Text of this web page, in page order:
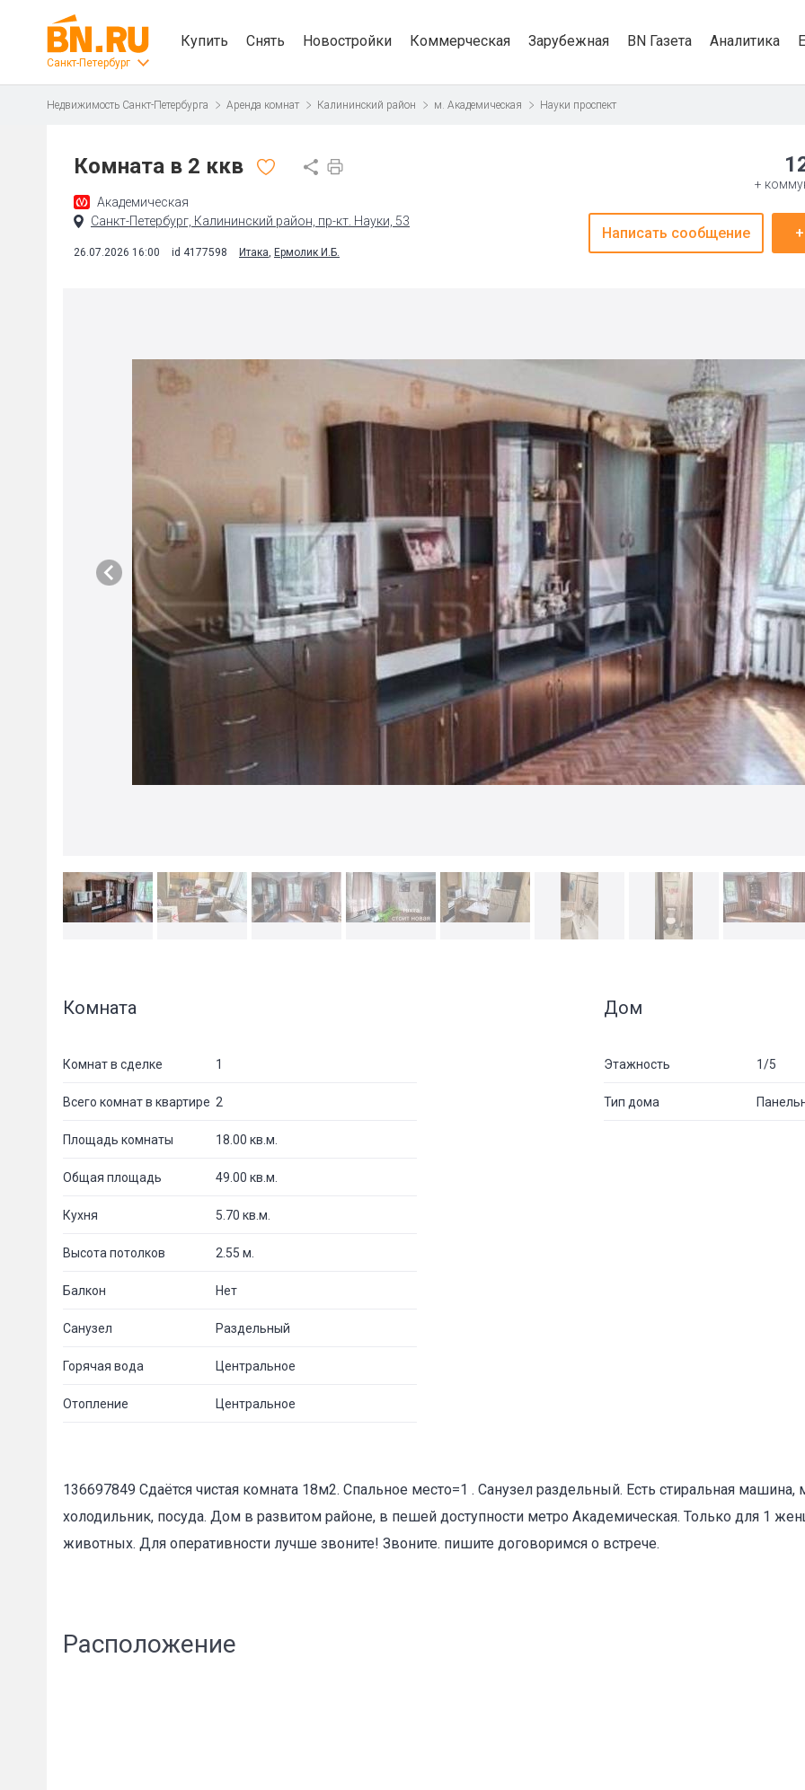
Санкт-Петербург
Купить Снять Новостройки Коммерческая Зарубежная BN Газета Аналитика
Недвижимость Санкт-Петербурга Аренда комнат Калининский район м. Академическая Науки проспект
Комната в 2 ккв
Академическая
Санкт-Петербург, Калининский район, пр-кт. Науки, 53
26.07.2026 16:00 id 4177598 Итака, Ермолик И.Б.
+
Написать сообщение
Комната
Комнат в сделке 1
Всего комнат в квартире 2
Площадь комнаты 18.00 кв.м.
Общая площадь 49.00 кв.м.
Кухня 5.70 кв.м.
Высота потолков 2.55 м.
Балкон Нет
Санузел Раздельный
Горячая вода Центральное
Отопление Центральное
Дом
Этажность 1/5
Тип дома
136697849 Сдаётся чистая комната 18м2. Спальное место=1 . Санузел раздельный. Есть стиральная машина,
холодильник, посуда. Дом в развитом районе, в пешей доступности метро Академическая. Только для 1
животных. Для оперативности лучше звоните! Звоните. пишите договоримся о встрече.
Расположение
E-mail